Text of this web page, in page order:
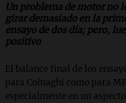
Un problema de motor no
girar demasiado en la
ensayo de dos día; pero,
positivo
El balance final de los
para Colnaghi como para
especialmente en un